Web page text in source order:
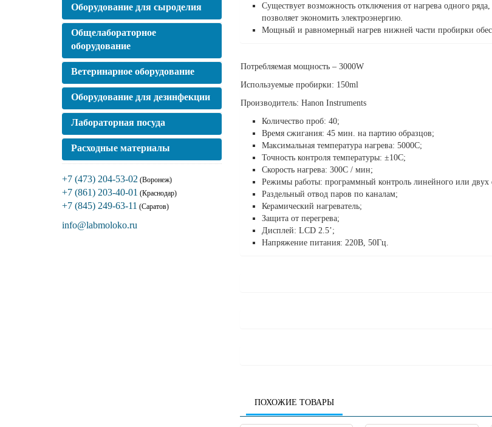
Существует возможность отключения от нагрева одного
позволяет экономить электроэнергию.
Мощный и равномерный нагрев нижней части пробирки
Потребляемая мощность – 3000W
Используемые пробирки: 150ml
Производитель: Hanon Instruments
Количество проб: 40;
Время сжигания: 45 мин. на партию образцов;
Максимальная температура нагрева: 5000С;
Точность контроля температуры: ±10С;
Скорость нагрева: 300С / мин;
Режимы работы: программный контроль линейного или двух
Раздельный отвод паров по каналам;
Керамический нагреватель;
Защита от перегрева;
Дисплей: LCD 2.5’;
Напряжение питания: 220В, 50Гц.
ПОХОЖИЕ ТОВАРЫ
Оборудование для сыроделия
Общелабораторное
оборудование
Ветеринарное оборудование
Оборудование для дезинфекции
Лабораторная посуда
Расходные материалы
+7 (473) 204-53-02 (Воронеж)
+7 (861) 203-40-01 (Краснодар)
+7 (845) 249-63-11 (Саратов)
info@labmoloko.ru